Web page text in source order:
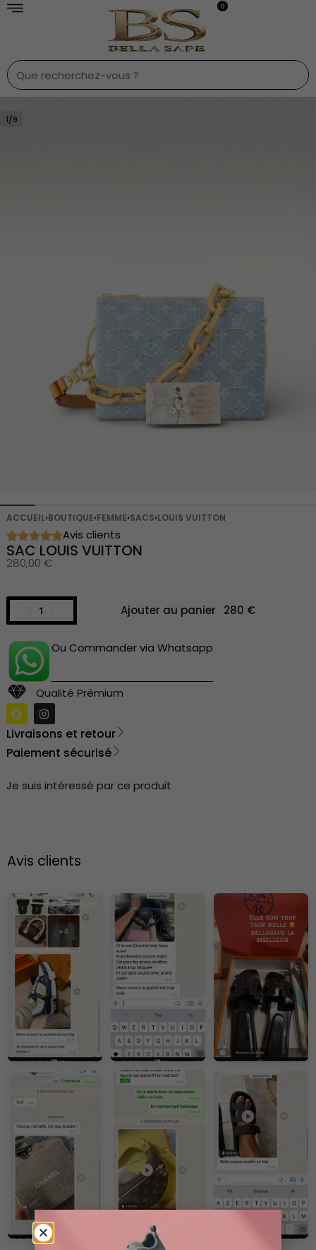
0
1/9
ACCUEIL›BOUTIQUE›FEMME›SACS›LOUIS VUITTON
Avis clients
SAC LOUIS VUITTON
280,00 €
Ajouter au panier
Ou Commander via Whatsapp
Qualité Prémium
Livraisons et retour
Paiement sécurisé
Je suis intéressé par ce produit
Avis clients